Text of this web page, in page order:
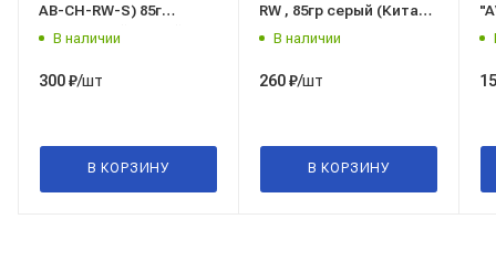
AB-CH-RW-S) 85г
прозрачный (Китай)
В наличии
300₽/шт
В КОРЗИНУ
RW , 85гр серый (Китай)
(абро)
В наличии
260₽/шт
В КОРЗИНУ